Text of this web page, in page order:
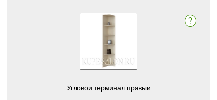
Угловой терминал правый